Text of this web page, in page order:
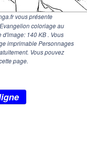
vous présente
coloriage au
d'image: 140 KB . Vous
imprimable Personnages
Vous pouvez
page.